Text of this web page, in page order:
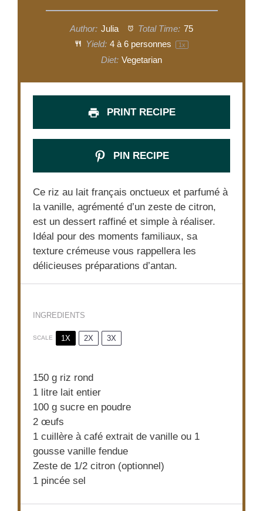
Author: Julia Total Time: 75
Yield: 4 à 6 personnes 1x
Diet: Vegetarian
PRINT RECIPE
PIN RECIPE
Ce riz au lait français onctueux et parfumé à
la vanille, agrémenté d’un zeste de citron,
est un dessert raffiné et simple à réaliser.
Idéal pour des moments familiaux, sa
texture crémeuse vous rappellera les
délicieuses préparations d’antan.
INGREDIENTS
SCALE 1X 2X 3X
150 g riz rond
1 litre lait entier
100 g sucre en poudre
2 œufs
1 cuillère à café extrait de vanille ou 1
gousse vanille fendue
Zeste de 1/2 citron (optionnel)
1 pincée sel